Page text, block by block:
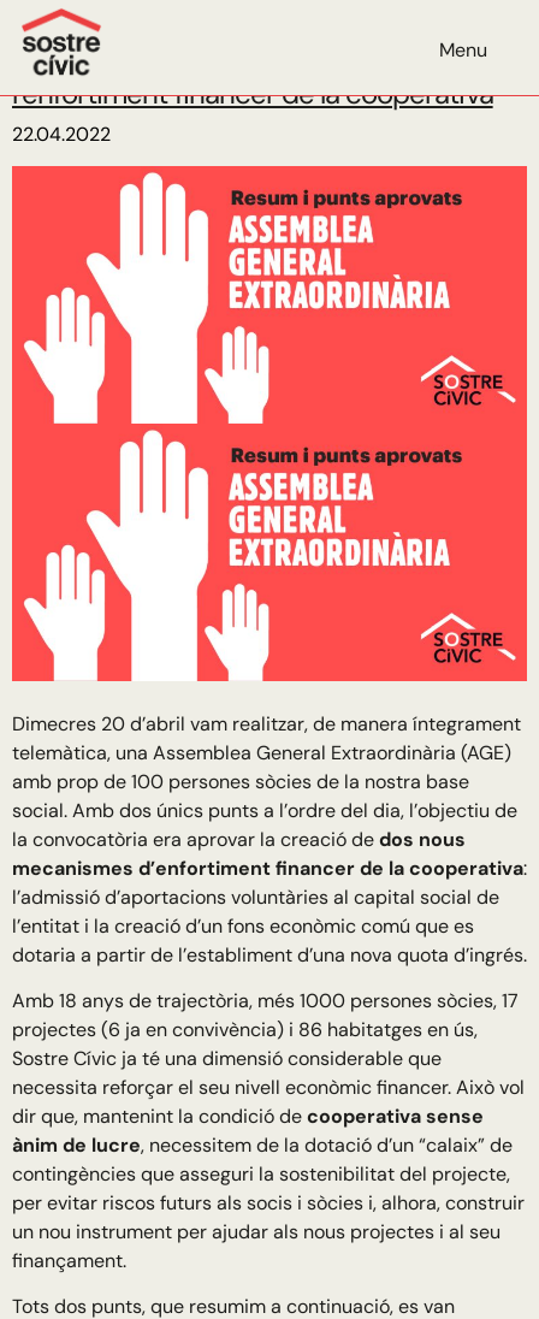
Menu
Mes:abril de 2022
Aprovem dos nous mecanismes per
l’enfortiment financer de la cooperativa
22.04.2022
Dimecres 20 d’abril vam realitzar, de manera íntegrament
telemàtica, una Assemblea General Extraordinària (AGE)
amb prop de 100 persones sòcies de la nostra base
social. Amb dos únics punts a l’ordre del dia, l’objectiu de
la convocatòria era aprovar la creació dedos nous
mecanismes d’enfortiment financer de la cooperativa:
l’admissió d’aportacions voluntàries al capital social de
l’entitat i la creació d’un fons econòmic comú que es
dotaria a partir de l’establiment d’una nova quota d’ingrés.
Amb 18 anys de trajectòria, més 1000 persones sòcies, 17
projectes (6 ja en convivència) i 86 habitatges en ús,
Sostre Cívic ja té una dimensió considerable que
necessita reforçar el seu nivell econòmic financer. Això vol
dir que, mantenint la condició decooperativa sense
ànim de lucre, necessitem de la dotació d’un “calaix” de
contingències que asseguri la sostenibilitat del projecte,
per evitar riscos futurs als socis i sòcies i, alhora, construir
un nou instrument per ajudar als nous projectes i al seu
finançament.
Tots dos punts, que resumim a continuació, es van